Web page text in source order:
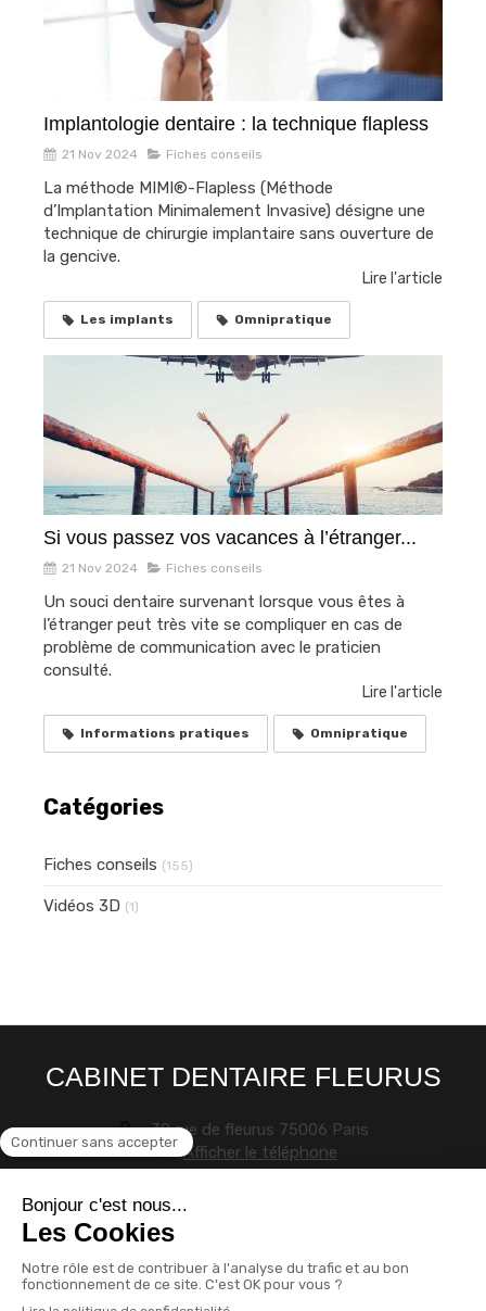
Implantologie dentaire : la technique flapless
21 Nov 2024 Fiches conseils
La méthode MIMI®-Flapless (Méthode
d’Implantation Minimalement Invasive) désigne une
technique de chirurgie implantaire sans ouverture de
la gencive.
Lire l'article
Les implants Omnipratique
Si vous passez vos vacances à l’étranger...
21 Nov 2024 Fiches conseils
Un souci dentaire survenant lorsque vous êtes à
l’étranger peut très vite se compliquer en cas de
problème de communication avec le praticien
consulté.
Lire l'article
Informations pratiques Omnipratique
Catégories
Fiches conseils (155)
Vidéos 3D (1)
CABINET DENTAIRE FLEURUS
30 rue de fleurus 75006 Paris
Afficher le téléphone
Politique de confidentialité et charte cookie
Conditions Générales Utilisation